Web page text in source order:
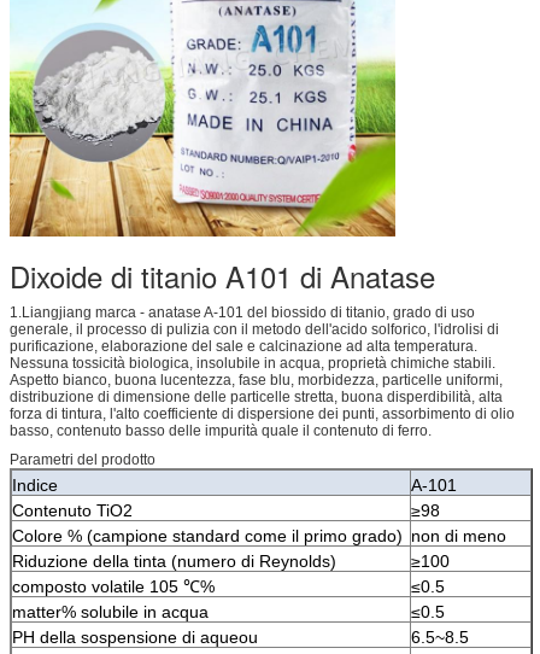
Dixoide di titanio A101 di Anatase
1.Liangjiang marca - anatase A-101 del biossido di titanio, grado di uso
generale, il processo di pulizia con il metodo dell'acido solforico, l'idrolisi di
purificazione, elaborazione del sale e calcinazione ad alta temperatura.
Nessuna tossicità biologica, insolubile in acqua, proprietà chimiche stabili.
Aspetto bianco, buona lucentezza, fase blu, morbidezza, particelle uniformi,
distribuzione di dimensione delle particelle stretta, buona disperdibilità, alta
forza di tintura, l'alto coefficiente di dispersione dei punti, assorbimento di olio
basso, contenuto basso delle impurità quale il contenuto di ferro.
Parametri del prodotto
Indice
A-101
Contenuto TiO2
≥98
Colore % (campione standard come il primo grado) non di meno
Riduzione della tinta (numero di Reynolds)
≥100
composto volatile 105 ℃%
≤0.5
matter% solubile in acqua
≤0.5
PH della sospensione di aqueou
6.5~8.5